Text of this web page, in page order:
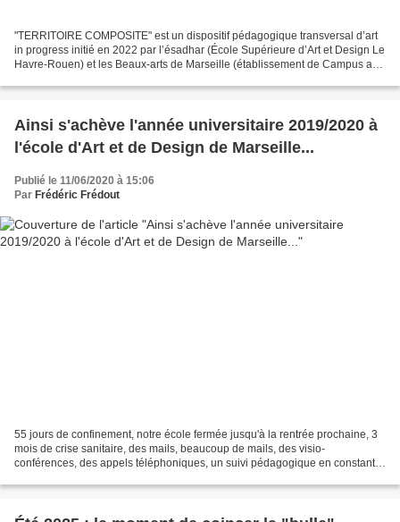
"TERRITOIRE COMPOSITE" est un dispositif pédagogique transversal d’art
in progress initié en 2022 par l’ésadhar (École Supérieure d’Art et Design Le
Havre-Rouen) et les Beaux-arts de Marseille (établissement de Campus art
Ainsi s'achève l'année universitaire 2019/2020 à
l'école d'Art et de Design de Marseille...
Publié le 11/06/2020 à 15:06
Par Frédéric Frédout
55 jours de confinement, notre école fermée jusqu'à la rentrée prochaine, 3
mois de crise sanitaire, des mails, beaucoup de mails, des visio-
conférences, des appels téléphoniques, un suivi pédagogique en constante